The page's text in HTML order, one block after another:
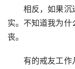
相反，如果沉迷
实。不知道我为什
丧。
有的戒友工作几